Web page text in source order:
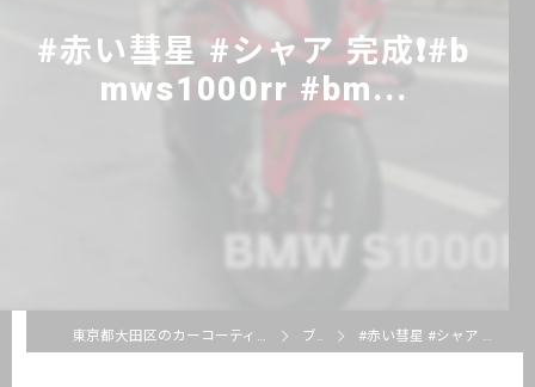
#赤い彗星 #シャア 完成❗️#b
mws1000rr #bm...
東京都大田区のカーコーティングならSTEALTH ARMOR WORKS ブログ #赤い彗星 #シャア 完成❗️#bmws1000rr #bm...